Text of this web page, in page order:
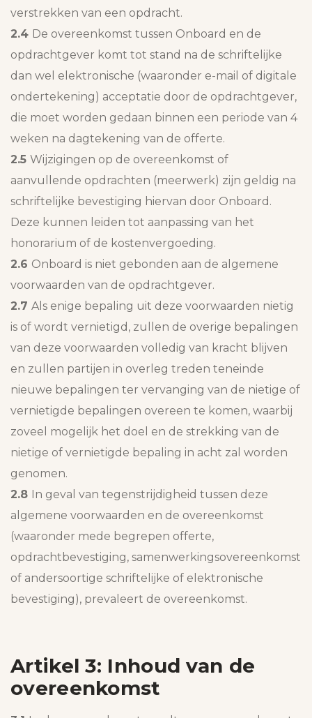
verstrekken van een opdracht.
2.4 De overeenkomst tussen Onboard en de
opdrachtgever komt tot stand na de schriftelijke
dan wel elektronische (waaronder e-mail of digitale
ondertekening) acceptatie door de opdrachtgever,
die moet worden gedaan binnen een periode van 4
weken na dagtekening van de offerte.
2.5 Wijzigingen op de overeenkomst of
aanvullende opdrachten (meerwerk) zijn geldig na
schriftelijke bevestiging hiervan door Onboard.
Deze kunnen leiden tot aanpassing van het
honorarium of de kostenvergoeding.
2.6 Onboard is niet gebonden aan de algemene
voorwaarden van de opdrachtgever.
2.7 Als enige bepaling uit deze voorwaarden nietig
is of wordt vernietigd, zullen de overige bepalingen
van deze voorwaarden volledig van kracht blijven
en zullen partijen in overleg treden teneinde
nieuwe bepalingen ter vervanging van de nietige of
vernietigde bepalingen overeen te komen, waarbij
zoveel mogelijk het doel en de strekking van de
nietige of vernietigde bepaling in acht zal worden
genomen.
2.8 In geval van tegenstrijdigheid tussen deze
algemene voorwaarden en de overeenkomst
(waaronder mede begrepen offerte,
opdrachtbevestiging, samenwerkingsovereenkomst
of andersoortige schriftelijke of elektronische
bevestiging), prevaleert de overeenkomst.
Artikel 3: Inhoud van de
overeenkomst